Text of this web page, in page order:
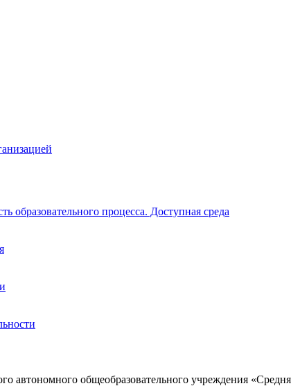
образовательного процесса. Доступная среда
автономного общеобразовательного учреждения